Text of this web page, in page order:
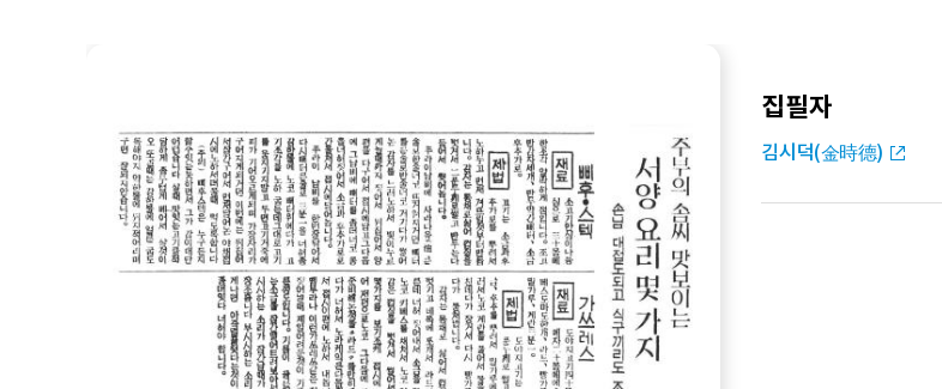
집필자
김시덕(金時德)